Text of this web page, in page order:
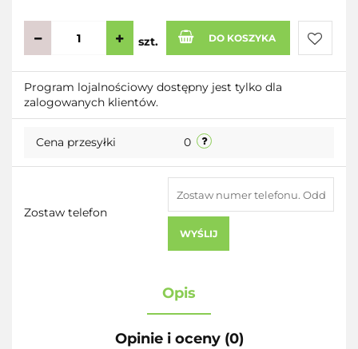
szt. DO KOSZYKA
Do
Program lojalnościowy dostępny jest tylko dla
zalogowanych klientów.
Cena przesyłki 0
Zostaw telefon
WYŚLIJ
Opis
Opinie i oceny (0)